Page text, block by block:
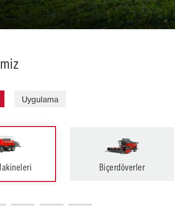
Uygulama
Biçerdöverler